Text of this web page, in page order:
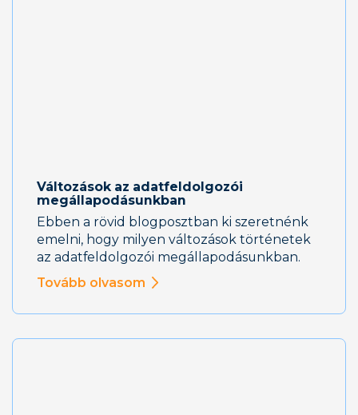
Változások az adatfeldolgozói
megállapodásunkban
Ebben a rövid blogposztban ki szeretnénk
emelni, hogy milyen változások történetek
az adatfeldolgozói megállapodásunkban.
Tovább olvasom